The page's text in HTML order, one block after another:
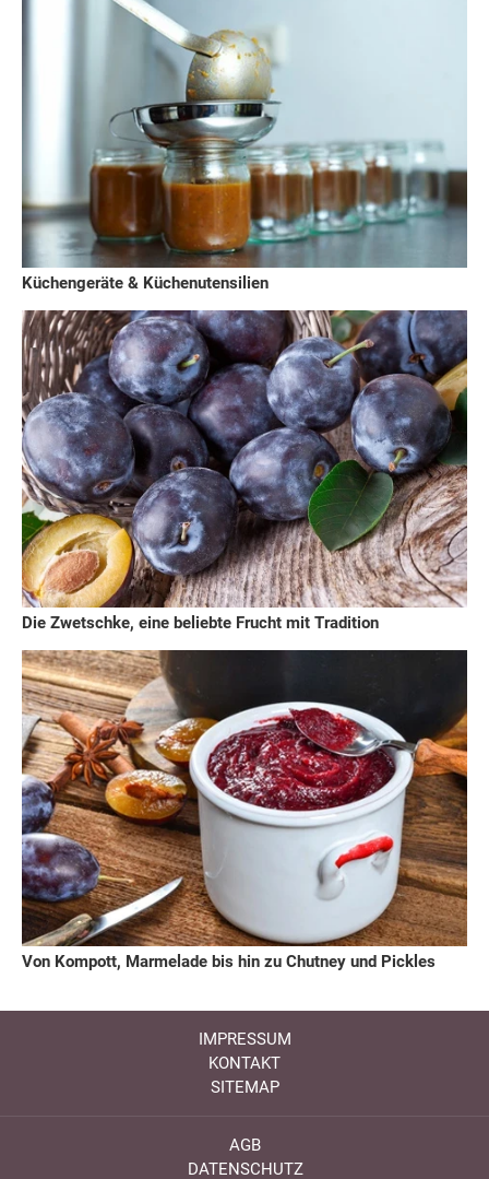
Küchengeräte & Küchenutensilien
Die Zwetschke, eine beliebte Frucht mit Tradition
Von Kompott, Marmelade bis hin zu Chutney und Pickles
IMPRESSUM
KONTAKT
SITEMAP
AGB
DATENSCHUTZ